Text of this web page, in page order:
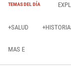
TEMAS DEL DÍA
+SALUD
MAS E